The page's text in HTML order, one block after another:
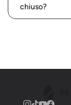
chiuso?